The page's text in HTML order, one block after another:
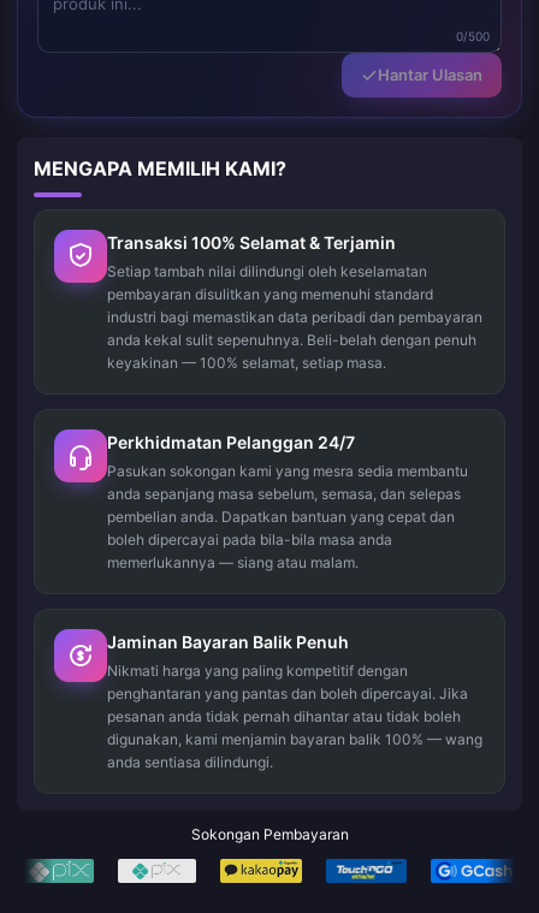
0/500
Hantar Ulasan
MENGAPA MEMILIH KAMI?
Transaksi 100% Selamat & Terjamin
Setiap tambah nilai dilindungi oleh keselamatan
pembayaran disulitkan yang memenuhi standard
industri bagi memastikan data peribadi dan pembayaran
anda kekal sulit sepenuhnya. Beli-belah dengan penuh
keyakinan — 100% selamat, setiap masa.
Perkhidmatan Pelanggan 24/7
Pasukan sokongan kami yang mesra sedia membantu
anda sepanjang masa sebelum, semasa, dan selepas
pembelian anda. Dapatkan bantuan yang cepat dan
boleh dipercayai pada bila-bila masa anda
memerlukannya — siang atau malam.
Jaminan Bayaran Balik Penuh
Nikmati harga yang paling kompetitif dengan
penghantaran yang pantas dan boleh dipercayai. Jika
pesanan anda tidak pernah dihantar atau tidak boleh
digunakan, kami menjamin bayaran balik 100% — wang
anda sentiasa dilindungi.
Sokongan Pembayaran